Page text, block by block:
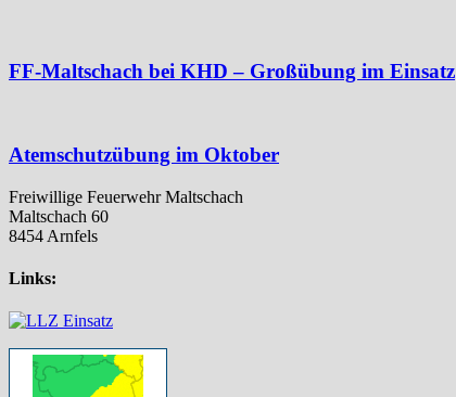
FF-Maltschach bei KHD – Großübung im Einsatz
Atemschutzübung im Oktober
Freiwillige Feuerwehr Maltschach
Maltschach 60
8454 Arnfels
Links: